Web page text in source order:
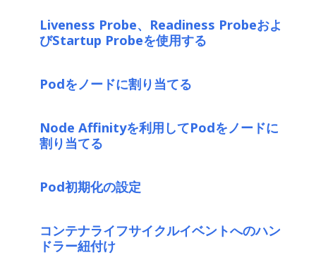
Liveness Probe、Readiness Probeおよ
びStartup Probeを使用する
Podをノードに割り当てる
Node Affinityを利用してPodをノードに
割り当てる
Pod初期化の設定
コンテナライフサイクルイベントへのハン
ドラー紐付け